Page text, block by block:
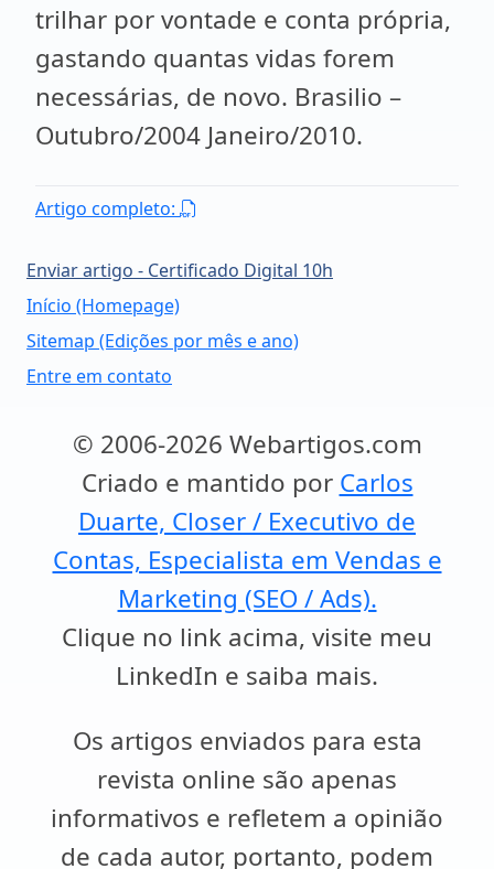
trilhar por vontade e conta própria,
gastando quantas vidas forem
necessárias, de novo. Brasilio –
Outubro/2004 Janeiro/2010.
Artigo completo:
Enviar artigo - Certificado Digital 10h
Início (Homepage)
Sitemap (Edições por mês e ano)
Entre em contato
© 2006-2026 Webartigos.com
Criado e mantido por Carlos
Duarte, Closer / Executivo de
Contas, Especialista em Vendas e
Marketing (SEO / Ads).
Clique no link acima, visite meu
LinkedIn e saiba mais.
Os artigos enviados para esta
revista online são apenas
informativos e refletem a opinião
de cada autor, portanto, podem